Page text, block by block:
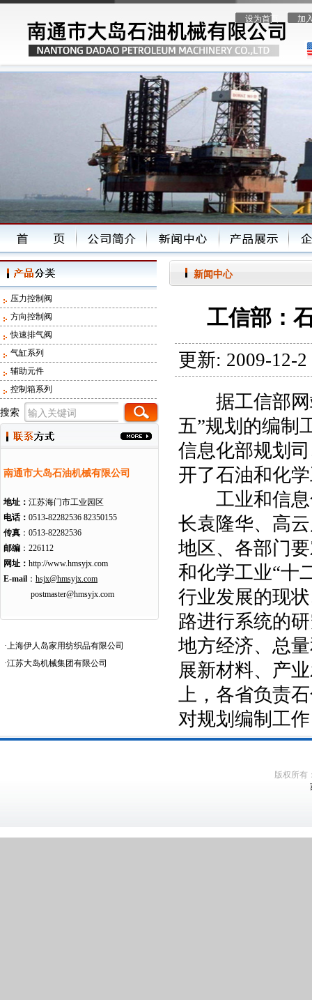
设为首页 加
压力控制阀
方向控制阀
快速排气阀
气缸系列
辅助元件
控制箱系列
搜索
南通市大岛石油机械有限公司
地址： 江苏海门市工业园区
电话： 0513-82282536 82350155
传真 ：0513-82282536
邮编 ：226112
网址： http://www.hmsyjx.com
E-mail ： hsjx@hmsyjx.com
postmaster@hmsyjx.com
·上海伊人岛家用纺织品有限公司
·江苏大岛机械集团有限公司
新闻中心
工信部：
更新: 2009-12-2
据工信部网
五”规划的编制
信息化部规划
开了石油和化
工业和信息
长袁隆华、高
地区、各部门
和化学工业“十
行业发展的现
路进行系统的
地方经济、总
展新材料、产
上，各省负责
对规划编制工
版权所有